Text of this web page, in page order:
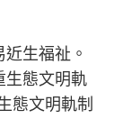
生福祉。
生態文明軌
態文明軌制